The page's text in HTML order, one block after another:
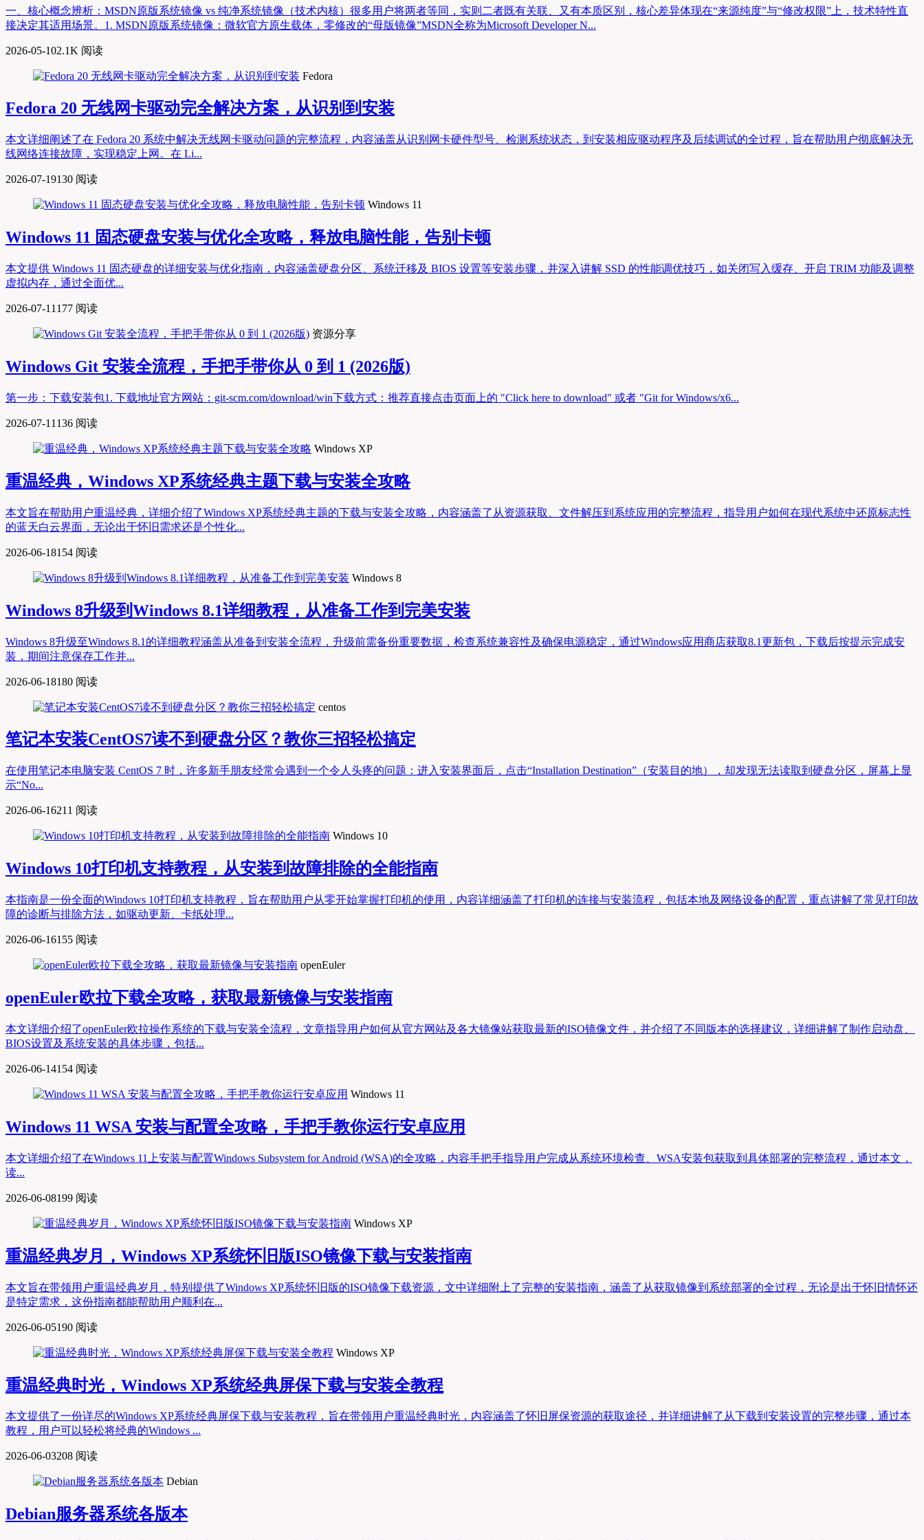
一、核心概念辨析：MSDN原版系统镜像 vs 纯净系统镜像（技术内核）很多用户将两者等同，实则二者既有关联、又有本质区别，核心差异体现在“来源纯度”与“修改权限”上，技术特性直
接决定其适用场景。1. MSDN原版系统镜像：微软官方原生载体，零修改的“母版镜像”MSDN全称为Microsoft Developer N...
2026-05-102.1K 阅读
Fedora
Fedora 20 无线网卡驱动完全解决方案，从识别到安装
本文详细阐述了在 Fedora 20 系统中解决无线网卡驱动问题的完整流程，内容涵盖从识别网卡硬件型号、检测系统状态，到安装相应驱动程序及后续调试的全过程，旨在帮助用户彻底解决无
线网络连接故障，实现稳定上网。在 Li...
2026-07-19130 阅读
Windows 11
Windows 11 固态硬盘安装与优化全攻略，释放电脑性能，告别卡顿
本文提供 Windows 11 固态硬盘的详细安装与优化指南，内容涵盖硬盘分区、系统迁移及 BIOS 设置等安装步骤，并深入讲解 SSD 的性能调优技巧，如关闭写入缓存、开启 TRIM 功能及调整
虚拟内存，通过全面优...
2026-07-11 177 阅读
资源分享
Windows Git 安装全流程，手把手带你从 0 到 1 (2026版)
第一步：下载安装包1. 下载地址官方网站：git-scm.com/download/win下载方式：推荐直接点击页面上的 "Click here to download" 或者 "Git for Windows/x6...
2026-07-11 136 阅读
Windows XP
重温经典，Windows XP系统经典主题下载与安装全攻略
本文旨在帮助用户重温经典，详细介绍了Windows XP系统经典主题的下载与安装全攻略，内容涵盖了从资源获取、文件解压到系统应用的完整流程，指导用户如何在现代系统中还原标志性
的蓝天白云界面，无论出于怀旧需求还是个性化...
2026-06-18154 阅读
Windows 8
Windows 8升级到Windows 8.1详细教程，从准备工作到完美安装
Windows 8升级至Windows 8.1的详细教程涵盖从准备到安装全流程，升级前需备份重要数据，检查系统兼容性及确保电源稳定，通过Windows应用商店获取8.1更新包，下载后按提示完成安
装，期间注意保存工作并...
2026-06-18180 阅读
centos
笔记本安装CentOS7读不到硬盘分区？教你三招轻松搞定
在使用笔记本电脑安装 CentOS 7 时，许多新手朋友经常会遇到一个令人头疼的问题：进入安装界面后，点击“Installation Destination”（安装目的地），却发现无法读取到硬盘分区，屏幕上显
示“No...
2026-06-16211 阅读
Windows 10
Windows 10打印机支持教程，从安装到故障排除的全能指南
本指南是一份全面的Windows 10打印机支持教程，旨在帮助用户从零开始掌握打印机的使用，内容详细涵盖了打印机的连接与安装流程，包括本地及网络设备的配置，重点讲解了常见打印故
障的诊断与排除方法，如驱动更新、卡纸处理...
2026-06-16155 阅读
openEuler
openEuler欧拉下载全攻略，获取最新镜像与安装指南
本文详细介绍了openEuler欧拉操作系统的下载与安装全流程，文章指导用户如何从官方网站及各大镜像站获取最新的ISO镜像文件，并介绍了不同版本的选择建议，详细讲解了制作启动盘、
BIOS设置及系统安装的具体步骤，包括...
2026-06-14154 阅读
Windows 11
Windows 11 WSA 安装与配置全攻略，手把手教你运行安卓应用
本文详细介绍了在Windows 11上安装与配置Windows Subsystem for Android (WSA)的全攻略，内容手把手指导用户完成从系统环境检查、WSA安装包获取到具体部署的完整流程，通过本文，
读...
2026-06-08199 阅读
Windows XP
重温经典岁月，Windows XP系统怀旧版ISO镜像下载与安装指南
本文旨在带领用户重温经典岁月，特别提供了Windows XP系统怀旧版的ISO镜像下载资源，文中详细附上了完整的安装指南，涵盖了从获取镜像到系统部署的全过程，无论是出于怀旧情怀还
是特定需求，这份指南都能帮助用户顺利在...
2026-06-05190 阅读
Windows XP
重温经典时光，Windows XP系统经典屏保下载与安装全教程
本文提供了一份详尽的Windows XP系统经典屏保下载与安装教程，旨在带领用户重温经典时光，内容涵盖了怀旧屏保资源的获取途径，并详细讲解了从下载到安装设置的完整步骤，通过本
教程，用户可以轻松将经典的Windows ...
2026-06-03208 阅读
Debian
Debian服务器系统各版本